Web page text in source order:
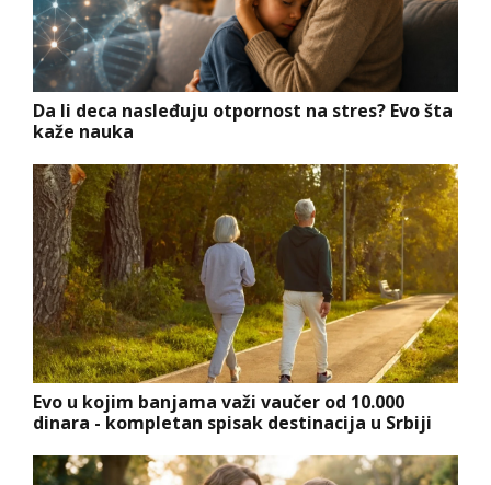
Da li deca nasleđuju otpornost na stres? Evo šta
kaže nauka
Evo u kojim banjama važi vaučer od 10.000
dinara - kompletan spisak destinacija u Srbiji